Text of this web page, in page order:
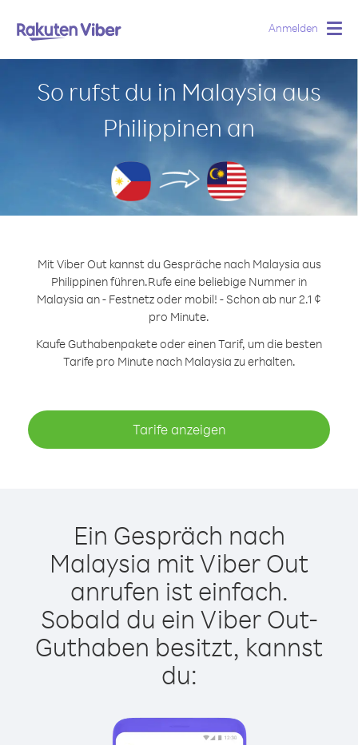
Anmelden
So rufst du in Malaysia aus
Philippinen an
Mit Viber Out kannst du Gespräche nach Malaysia aus
Philippinen führen.Rufe eine beliebige Nummer in
Malaysia an - Festnetz oder mobil! - Schon ab nur 2.1 ¢
pro Minute.
Kaufe Guthabenpakete oder einen Tarif, um die besten
Tarife pro Minute nach Malaysia zu erhalten.
Tarife anzeigen
Ein Gespräch nach
Malaysia mit Viber Out
anrufen ist einfach.
Sobald du ein Viber Out-
Guthaben besitzt, kannst
du: